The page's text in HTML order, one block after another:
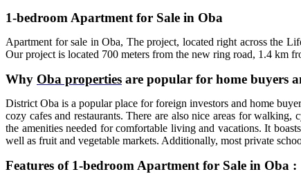
1-bedroom Apartment for Sale in Oba
Apartment for sale in Oba, The project, located right across the
Our project is located 700 meters from the new ring road, 1.4 km
Why Oba properties are popular for home buyers
District Oba is a popular place for foreign investors and home
cozy cafes and restaurants. There are also nice areas for
the amenities needed for comfortable living and vacations. It
well as fruit and vegetable markets. Additionally, most private
Features of 1-bedroom Apartment for Sale in Oba :